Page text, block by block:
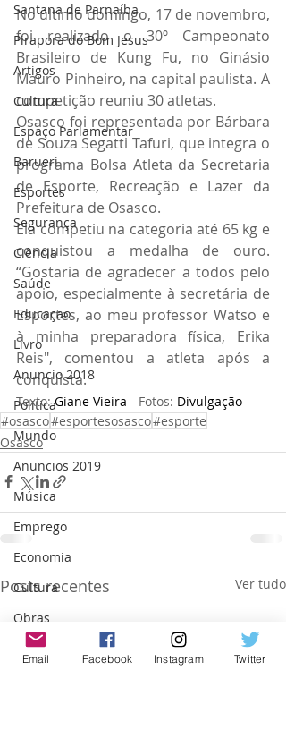
Santana de Parnaíba
Pirapora do Bom Jesus
Artigos
Cultura
Espaço Parlamentar
Barueri
Esportes
Segurança
Ciência
Saúde
Educação
Livro
Anuncio 2018
Politica
Mundo
Anuncios 2019
Música
Emprego
Economia
Cultura
Obras
Internacional
No último domingo, 17 de novembro,
foi realizado o 30º Campeonato
Brasileiro de Kung Fu, no Ginásio
Mauro Pinheiro, na capital paulista. A
competição reuniu 30 atletas.
Osasco foi representada por Bárbara
de Souza Segatti Tafuri, que integra o
programa Bolsa Atleta da Secretaria
de Esporte, Recreação e Lazer da
Prefeitura de Osasco.
Ela competiu na categoria até 65 kg e
conquistou a medalha de ouro.
“Gostaria de agradecer a todos pelo
apoio, especialmente à secretária de
Esportes, ao meu professor Watso e
à minha preparadora física, Erika
Reis", comentou a atleta após a
conquista.
Texto: Giane Vieira - Fotos: Divulgação
#osasco#esportesosasco#esporte
Osasco
Posts recentes Ver tudo
Email Facebook Instagram Twitter